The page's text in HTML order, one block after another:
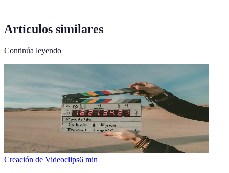
Artículos similares
Continúa leyendo
Creación de Videoclips6 min